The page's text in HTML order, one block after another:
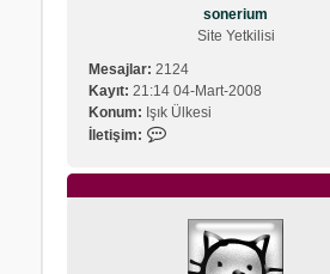
sonerium
Site Yetkilisi
Mesajlar: 2124
Kayıt: 21:14 04-Mart-2008
Konum: Işık Ülkesi
İletişim:
e
t